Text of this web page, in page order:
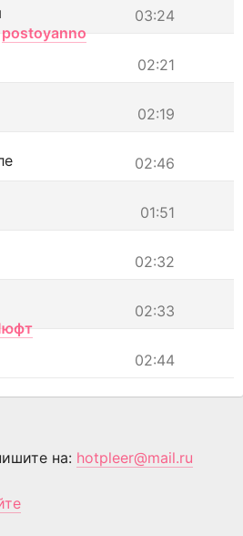
03:24
postoyanno
02:21
02:19
02:46
01:51
02:32
02:33
02:44
на: hotpleer@mail.ru